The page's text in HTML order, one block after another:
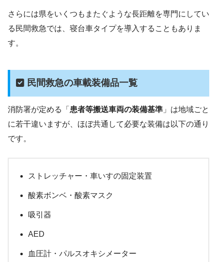
さらには県をいくつもまたぐような長距離を専門にしてい
る民間救急では、寝台車タイプを導入することもありま
す。
民間救急の車載装備品一覧
消防署が定める「 患者等搬送車両の装備基準 」は地域ごと
に若干違いますが、ほぼ共通して必要な装備は以下の通り
です。
ストレッチャー・車いすの固定装置
酸素ボンベ・酸素マスク
吸引器
AED
血圧計・パルスオキシメーター